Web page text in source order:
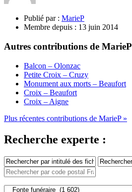
Publié par : MarieP
Membre depuis : 13 juin 2014
Autres contributions de MarieP
Balcon – Olonzac
Petite Croix – Cruzy
Monument aux morts – Beaufort
Croix – Beaufort
Croix – Aigne
Plus récentes contributions de MarieP »
Recherche experte :